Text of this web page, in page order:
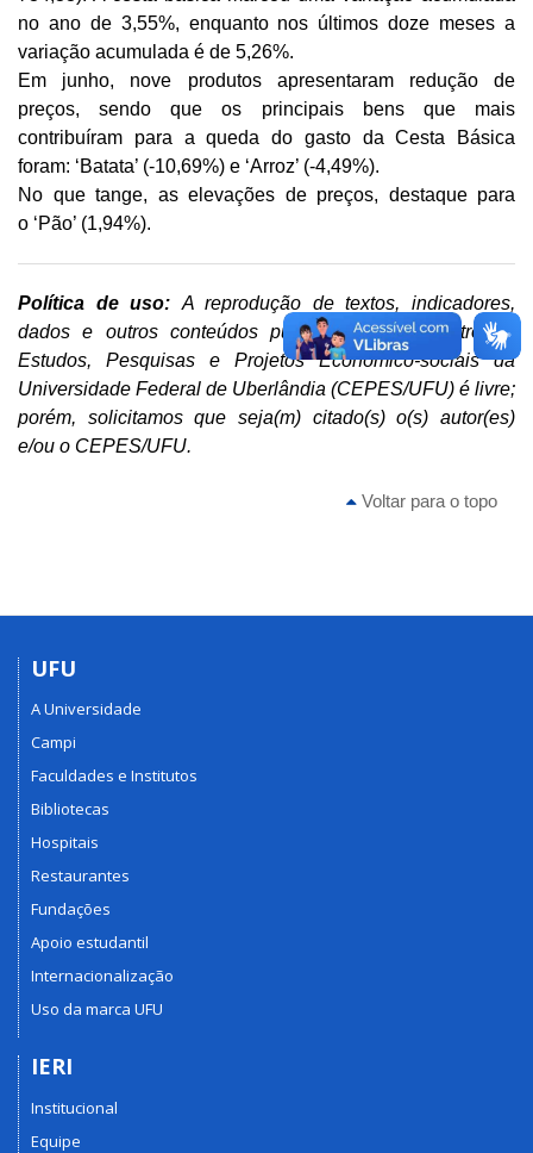
no ano de 3,55%, enquanto nos últimos doze meses a
variação acumulada é de 5,26%.
Em junho, nove produtos apresentaram redução de
preços, sendo que os principais bens que mais
contribuíram para a queda do gasto da Cesta Básica
foram: ‘Batata’ (-10,69%) e ‘Arroz’ (-4,49%).
No que tange, as elevações de preços, destaque para
o ‘Pão’ (1,94%).
Política de uso: A reprodução de textos, indicadores,
dados e outros conteúdos publicados pelo Centro de
Estudos, Pesquisas e Projetos Econômico-sociais da
Universidade Federal de Uberlândia (CEPES/UFU) é livre;
porém, solicitamos que seja(m) citado(s) o(s) autor(es)
e/ou o CEPES/UFU.
Voltar para o topo
UFU
A Universidade
Campi
Faculdades e Institutos
Bibliotecas
Hospitais
Restaurantes
Fundações
Apoio estudantil
Internacionalização
Uso da marca UFU
IERI
Institucional
Equipe